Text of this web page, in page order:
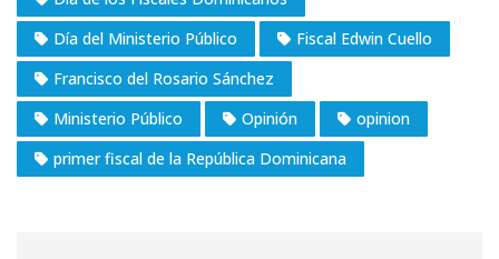
Día del Ministerio Público
Fiscal Edwin Cuello
Francisco del Rosario Sánchez
Ministerio Público
Opinión
opinion
primer fiscal de la República Dominicana